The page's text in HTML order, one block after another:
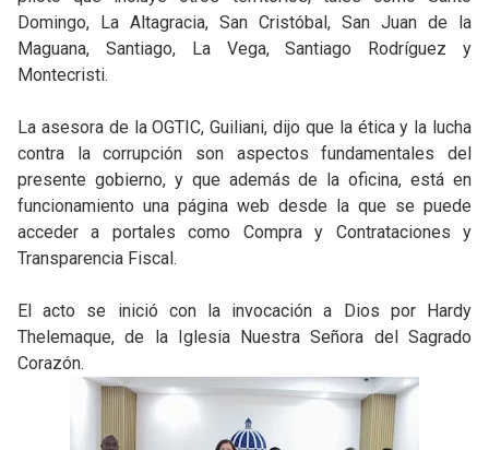
Domingo, La Altagracia, San Cristóbal, San Juan de la
Maguana, Santiago, La Vega, Santiago Rodríguez y
Montecristi.
La asesora de la OGTIC, Guiliani, dijo que la ética y la lucha
contra la corrupción son aspectos fundamentales del
presente gobierno, y que además de la oficina, está en
funcionamiento una página web desde la que se puede
acceder a portales como Compra y Contrataciones y
Transparencia Fiscal.
El acto se inició con la invocación a Dios por Hardy
Thelemaque, de la Iglesia Nuestra Señora del Sagrado
Corazón.